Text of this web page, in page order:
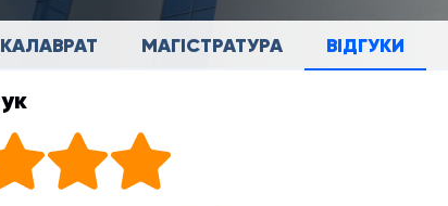
МАГІСТРАТУРА ВІДГУКИ